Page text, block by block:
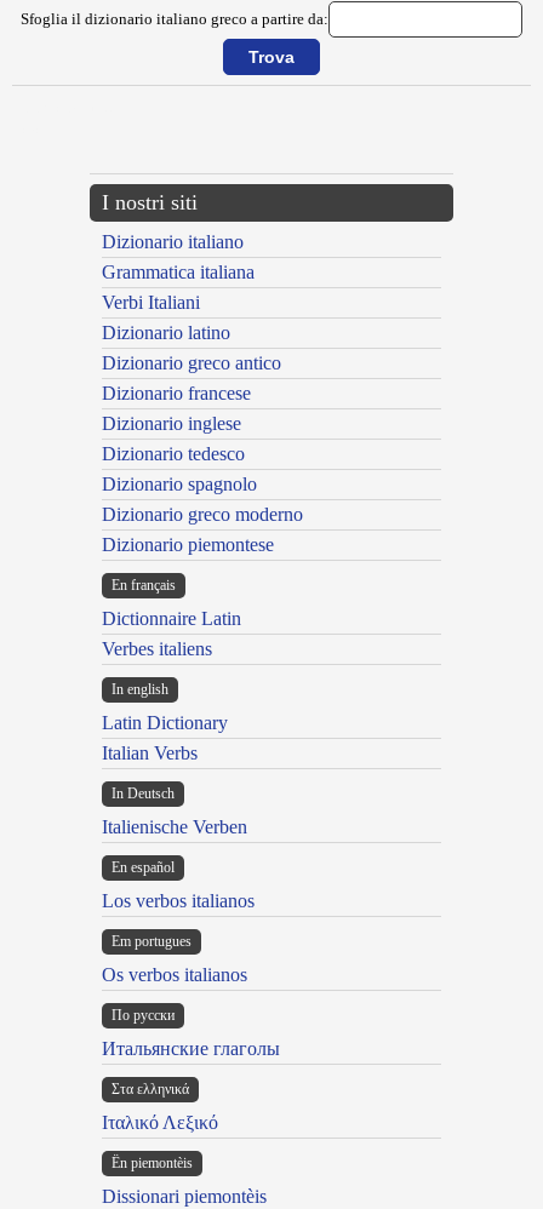
Sfoglia il dizionario italiano greco a partire da:
I nostri siti
Dizionario italiano
Grammatica italiana
Verbi Italiani
Dizionario latino
Dizionario greco antico
Dizionario francese
Dizionario inglese
Dizionario tedesco
Dizionario spagnolo
Dizionario greco moderno
Dizionario piemontese
En français
Dictionnaire Latin
Verbes italiens
In english
Latin Dictionary
Italian Verbs
In Deutsch
Italienische Verben
En español
Los verbos italianos
Em portugues
Os verbos italianos
По русски
Итальянские глаголы
Στα ελληνικά
Ιταλικό Λεξικό
Ën piemontèis
Dissionari piemontèis